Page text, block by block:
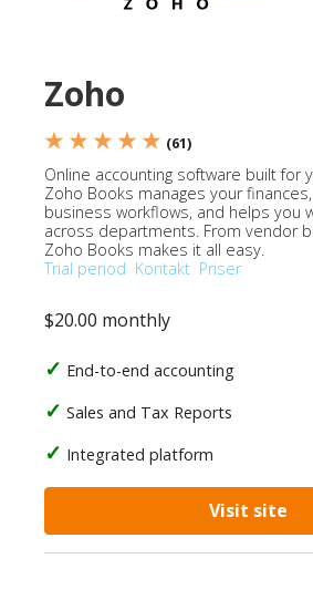
Zoho
★ ★ ★ ★ ★ (61)
Online accounting software built for
Zoho Books manages your
business workflows, and helps you
across departments. From vendor
Zoho Books makes it all easy.
Trial period Kontakt Priser
$20.00 monthly
End-to-end accounting
Sales and Tax Reports
Integrated platform
Visit site